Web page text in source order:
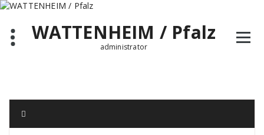
Zum
springenWATTENHEIM / Pfalz
administrator